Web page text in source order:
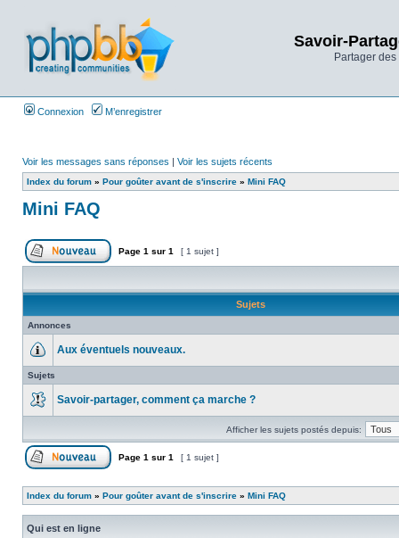
Savoir-
Partager
Connexion M’enregistrer
Voir les messages sans réponses | Voir les sujets récents
Index du forum » Pour goûter avant de s'inscrire » Mini FAQ
Mini FAQ
Page 1 sur 1 [ 1 sujet ]
Sujets
Annonces
Aux éventuels nouveaux.
Sujets
Savoir-partager, comment ça marche ?
Afficher les sujets postés depuis:
Page 1 sur 1 [ 1 sujet ]
Index du forum » Pour goûter avant de s'inscrire » Mini FAQ
Qui est en ligne